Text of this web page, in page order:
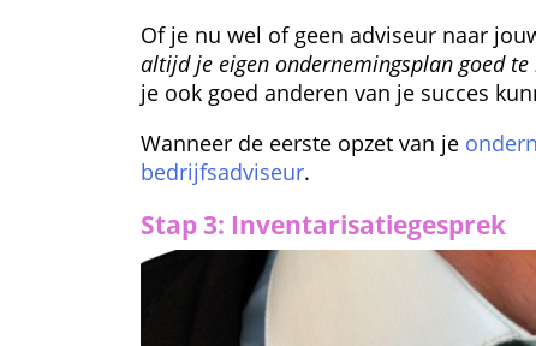
Of je nu wel of geen adviseur naar
altijd je eigen ondernemingsplan goed te
je ook goed anderen van je succes
Wanneer de eerste opzet van je
bedrijfsadviseur.
Stap 3: Inventarisatiegesprek